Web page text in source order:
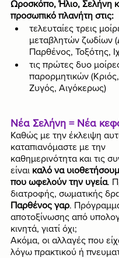
Ωροσκόπο, Ήλιο, Σελήνη
προσωπικό πλανήτη στις:
τελευταίες τρεις
μεταβλητών ζωδίων
Παρθένος, Τοξότης,
τις πρώτες δυο
παρορμητικών
Ζυγός, Αιγόκερως)
Νέα Σελήνη = Νέα
Καθώς με την έκλειψη
καταπιανόμαστε με την
καθημερινότητα και τις
είναι καλό να
που ωφελούν την υγεία.
διατροφής, σωματικής
Παρθένος γαρ.
αποτοξίνωσης από
κινητά, γιατί όχι;
Ακόμα, οι αλλαγές που
λόγω πρακτικού ή